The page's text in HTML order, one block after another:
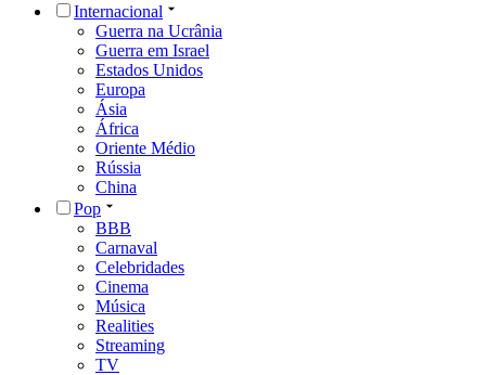
Internacional
Guerra na Ucrânia
Guerra em Israel
Estados Unidos
Europa
Ásia
África
Oriente Médio
Rússia
China
Pop
BBB
Carnaval
Celebridades
Cinema
Música
Realities
Streaming
TV